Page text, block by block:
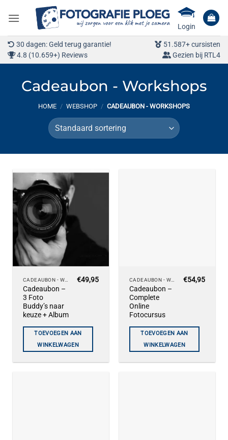
naar
Login
30 dagen: Geld terug garantie!
51.587+ cursisten
4.8 (10.659+) Reviews
Gezien bij RTL4
Cadeaubon - Workshops
HOME / WEBSHOP / CADEAUBON - WORKSHOPS
Cadeaubon –
3 Foto
Buddy’s naar
keuze + Album
€49,95
TOEVOEGEN AAN
WINKELWAGEN
Cadeaubon –
Complete
Online
Fotocursus
€54,95
TOEVOEGEN AAN
WINKELWAGEN